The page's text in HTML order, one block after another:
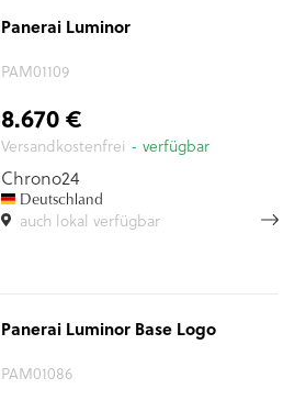
Panerai Luminor
PAM01109
8.670 €
Versandkostenfrei - verfügbar
Chrono24
Deutschland
auch lokal verfügbar
Panerai Luminor Base Logo
PAM01086